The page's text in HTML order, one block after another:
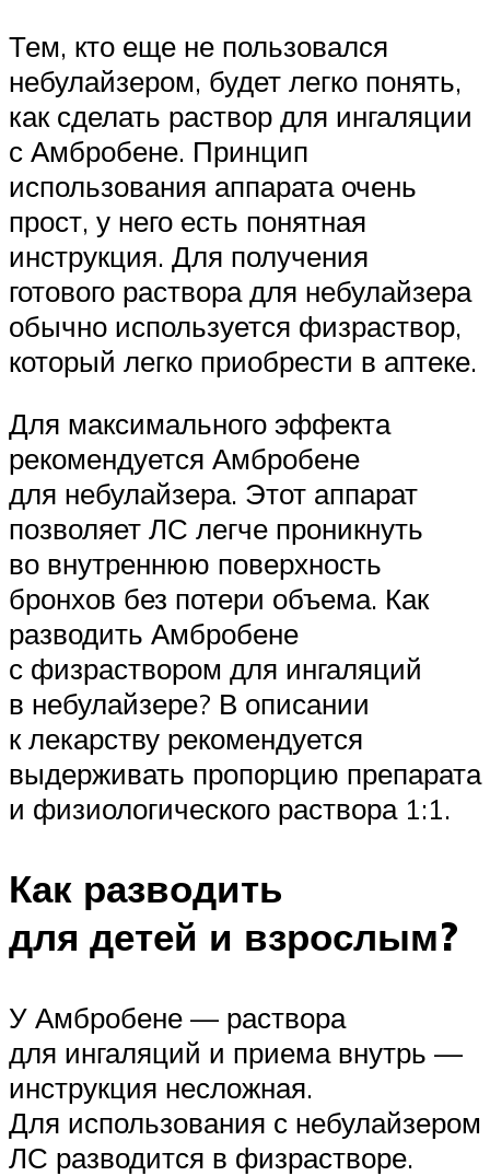
Тем, кто еще не пользовался
небулайзером, будет легко понять,
как сделать раствор для ингаляции
с Амбробене. Принцип
использования аппарата очень
прост, у него есть понятная
инструкция. Для получения
готового раствора для небулайзера
обычно используется физраствор,
который легко приобрести в аптеке.
Для максимального эффекта
рекомендуется Амбробене
для небулайзера. Этот аппарат
позволяет ЛС легче проникнуть
во внутреннюю поверхность
бронхов без потери объема. Как
разводить Амбробене
с физраствором для ингаляций
в небулайзере? В описании
к лекарству рекомендуется
выдерживать пропорцию препарата
и физиологического раствора 1:1.
Как разводить
для детей и взрослым?
У Амбробене — раствора
для ингаляций и приема внутрь —
инструкция несложная.
Для использования с небулайзером
ЛС разводится в физрастворе.